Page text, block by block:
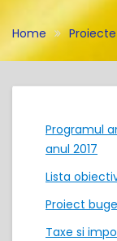
Home Proiecte
Programul
anul 2017
Lista
Proiect
Taxe si